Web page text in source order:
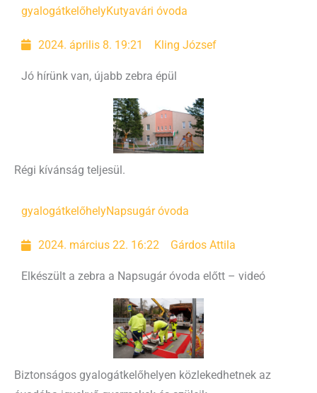
gyalogátkelőhelyKutyavári óvoda
2024. április 8. 19:21 Kling József
Jó hírünk van, újabb zebra épül
Régi kívánság teljesül.
gyalogátkelőhelyNapsugár óvoda
2024. március 22. 16:22 Gárdos Attila
Elkészült a zebra a Napsugár óvoda előtt – videó
Biztonságos gyalogátkelőhelyen közlekedhetnek az